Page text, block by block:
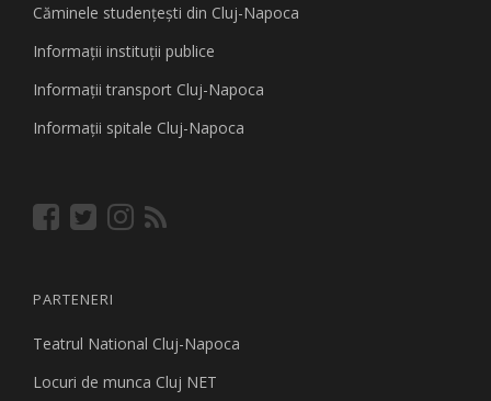
Căminele studenţeşti din Cluj-Napoca
Informaţii instituţii publice
Informaţii transport Cluj-Napoca
Informaţii spitale Cluj-Napoca
PARTENERI
Teatrul National Cluj-Napoca
Locuri de munca Cluj NET